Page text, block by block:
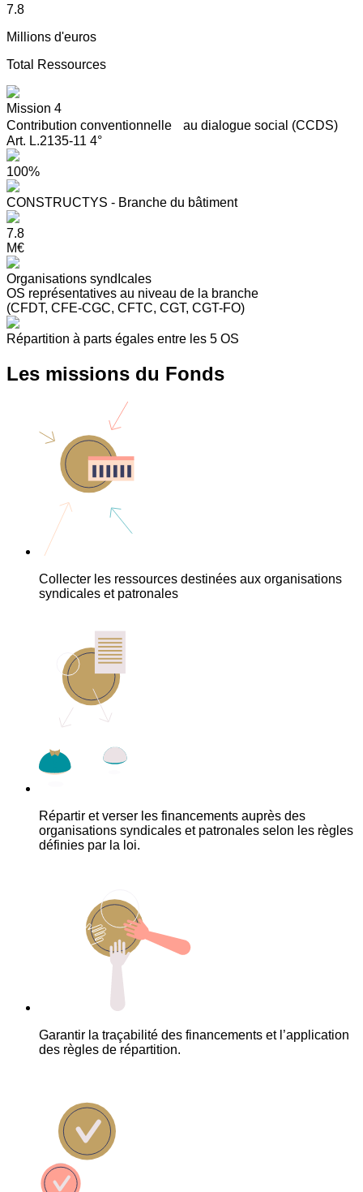
7.8
Millions d'euros
Total Ressources
Mission 4
Contribution conventionnelle au dialogue social (CCDS)
Art. L.2135-11 4°
100%
CONSTRUCTYS - Branche du bâtiment
7.8
M€
Organisations syndIcales
OS représentatives au niveau de la branche
(CFDT, CFE-CGC, CFTC, CGT, CGT-FO)
Répartition à parts égales entre les 5 OS
Les missions du Fonds
Collecter les ressources destinées aux organisations
syndicales et patronales
Répartir et verser les financements auprès des
organisations syndicales et patronales selon les règles
définies par la loi.
Garantir la traçabilité des financements et l’application
des règles de répartition.